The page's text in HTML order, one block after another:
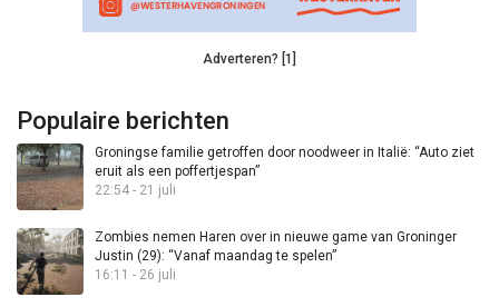
Adverteren? [1]
Populaire berichten
Groningse familie getroffen door noodweer in Italië: “Auto ziet
eruit als een poffertjespan”
22:54 - 21 juli
Zombies nemen Haren over in nieuwe game van Groninger
Justin (29): “Vanaf maandag te spelen”
16:11 - 26 juli